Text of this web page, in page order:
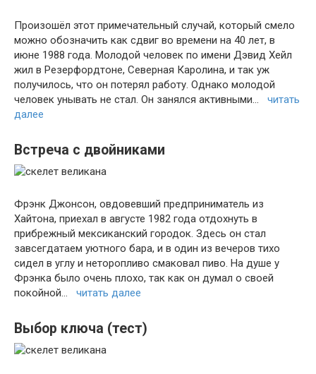
Произошёл этот примечательный случай, который смело
можно обозначить как сдвиг во времени на 40 лет, в
июне 1988 года. Молодой человек по имени Дэвид Хейл
жил в Резерфордтоне, Северная Каролина, и так уж
получилось, что он потерял работу. Однако молодой
человек унывать не стал. Он занялся активными… читать
далее
Встреча с двойниками
Фрэнк Джонсон, овдовевший предприниматель из
Хайтона, приехал в августе 1982 года отдохнуть в
прибрежный мексиканский городок. Здесь он стал
завсегдатаем уютного бара, и в один из вечеров тихо
сидел в углу и неторопливо смаковал пиво. На душе у
Фрэнка было очень плохо, так как он думал о своей
покойной… читать далее
Выбор ключа (тест)